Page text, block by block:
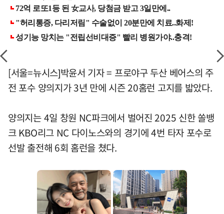
[서울=뉴시스]박윤서 기자 = 프로야구 두산 베어스의 주
전 포수 양의지가 3년 만에 시즌 20홈런 고지를 밟았다.
양의지는 4일 창원 NC파크에서 벌어진 2025 신한 쏠뱅
크 KBO리그 NC 다이노스와의 경기에 4번 타자 포수로
선발 출전해 6회 홈런을 쳤다.